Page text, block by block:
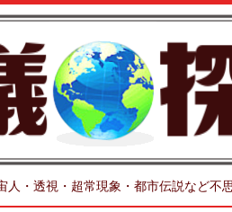
・透視・超常現象・都市伝説など不